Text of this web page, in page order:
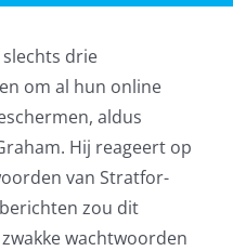
drie
om al hun online
aldus
Hij reageert op
van Stratfor-
zou dit
wachtwoorden